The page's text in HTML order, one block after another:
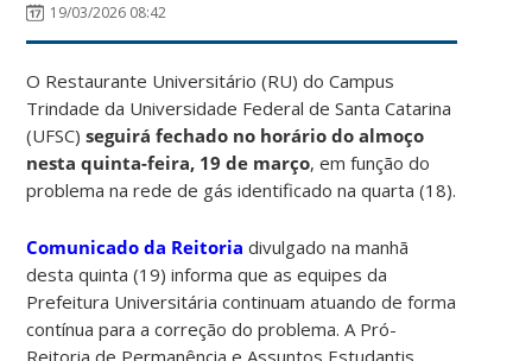
19/03/2026 08:42
O Restaurante Universitário (RU) do Campus
Trindade da Universidade Federal de Santa Catarina
(UFSC)seguirá fechado no horário do almoço
nesta quinta-feira, 19 de março, em função do
problema na rede de gás identificado na quarta (18).
Comunicado da Reitoria divulgado na manhã
desta quinta (19) informa que as equipes da
Prefeitura Universitária continuam atuando de forma
contínua para a correção do problema. A Pró-
Reitoria de Permanência e Assuntos Estudantis